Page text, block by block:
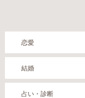
恋愛
結婚
占い・診断